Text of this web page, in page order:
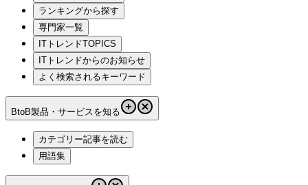
ランキングから探す
専門家一覧
ITトレンドTOPICS
ITトレンドからのお知らせ
よく検索されるキーワード
BtoB製品・サービスを知る
カテゴリー記事を読む
用語集